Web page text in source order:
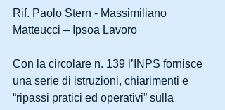
Rif. Paolo Stern - Massimiliano
Matteucci – Ipsoa Lavoro
Con la circolare n. 139 l’INPS fornisce
una serie di istruzioni, chiarimenti e
“ripassi pratici ed operativi” sulla